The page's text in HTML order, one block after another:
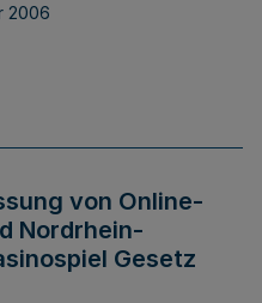
2006
von Online-
Nordrhein-
Gesetz